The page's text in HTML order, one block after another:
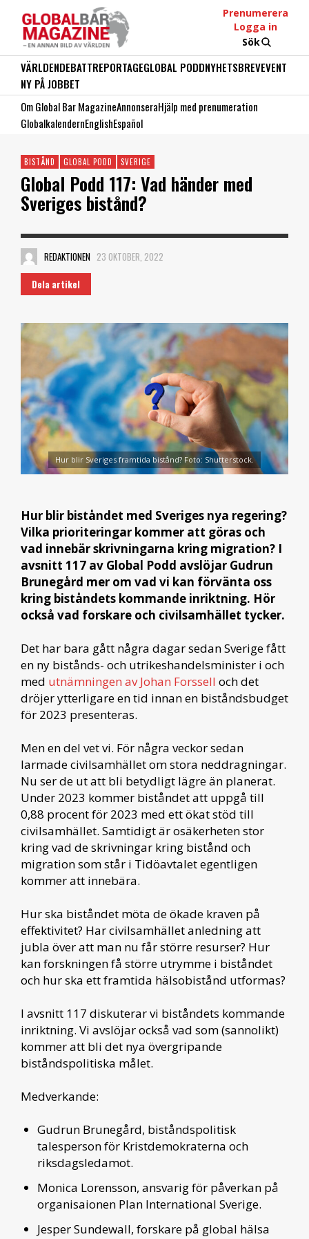
Prenumerera
Logga in
Sök
VÄRLDENDEBATTREPORTAGEGLOBAL PODDNYHETSBREVEVENT
NY PÅ JOBBET
Om Global Bar MagazineAnnonseraHjälp med prenumeration
GlobalkalendernEnglishEspañol
BISTÅND GLOBAL PODD SVERIGE
Global Podd 117: Vad händer med
Sveriges bistånd?
REDAKTIONEN 23 OKTOBER, 2022
Dela artikel
Hur blir Sveriges framtida bistånd? Foto: Shutterstock.
Hur blir biståndet med Sveriges nya regering?
Vilka prioriteringar kommer att göras och
vad innebär skrivningarna kring migration? I
avsnitt 117 av Global Podd avslöjar Gudrun
Brunegård mer om vad vi kan förvänta oss
kring biståndets kommande inriktning. Hör
också vad forskare och civilsamhället tycker.
Det har bara gått några dagar sedan Sverige fått
en ny bistånds- och utrikeshandelsminister i och
med utnämningen av Johan Forssell och det
dröjer ytterligare en tid innan en biståndsbudget
för 2023 presenteras.
Men en del vet vi. För några veckor sedan
larmade civilsamhället om stora neddragningar.
Nu ser de ut att bli betydligt lägre än planerat.
Under 2023 kommer biståndet att uppgå till
0,88 procent för 2023 med ett ökat stöd till
civilsamhället. Samtidigt är osäkerheten stor
kring vad de skrivningar kring bistånd och
migration som står i Tidöavtalet egentligen
kommer att innebära.
Hur ska biståndet möta de ökade kraven på
effektivitet? Har civilsamhället anledning att
jubla över att man nu får större resurser? Hur
kan forskningen få större utrymme i biståndet
och hur ska ett framtida hälsobistånd utformas?
I avsnitt 117 diskuterar vi biståndets kommande
inriktning. Vi avslöjar också vad som (sannolikt)
kommer att bli det nya övergripande
biståndspolitiska målet.
Medverkande:
Gudrun Brunegård, biståndspolitisk
talesperson för Kristdemokraterna och
riksdagsledamot.
Monica Lorensson, ansvarig för påverkan på
organisaionen Plan International Sverige.
Jesper Sundewall, forskare på global hälsa